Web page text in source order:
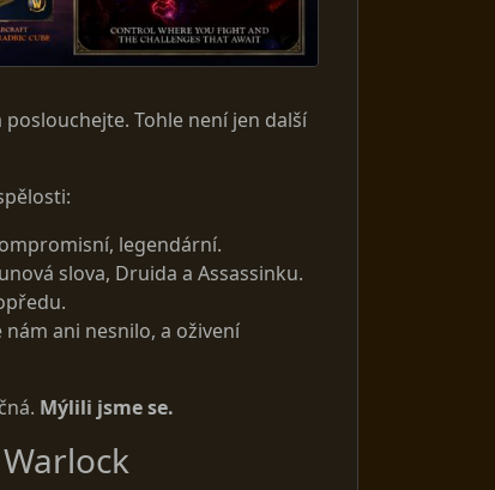
Tohle není jen další
legendární.
slova, Druida a Assassinku.
ani nesnilo, a oživení
Mýlili jsme se.